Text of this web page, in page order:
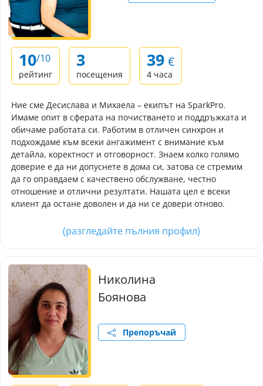
10/10
рейтинг
3
посещения
39 €
4 часа
Ние сме Десислава и Михаела – екипът на SparkPro.
Имаме опит в сферата на почистването и поддръжката и
обичаме работата си. Работим в отличен синхрон и
подхождаме към всеки ангажимент с внимание към
детайла, коректност и отговорност. Знаем колко голямо
доверие е да ни допуснете в дома си, затова се стремим
да го оправдаем с качествено обслужване, честно
отношение и отлични резултати. Нашата цел е всеки
клиент да остане доволен и да ни се довери отново.
(разгледайте пълния профил)
Николина
Боянова
Препоръчай